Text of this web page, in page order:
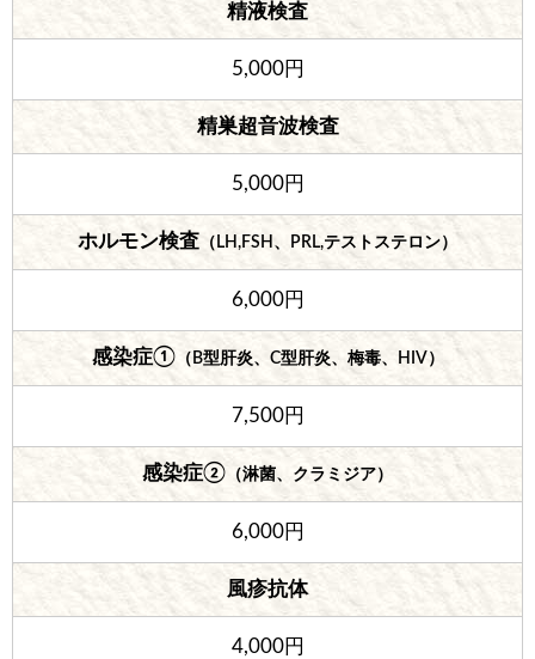
精液検査
5,000円
精巣超音波検査
5,000円
ホルモン検査 （LH,FSH、PRL,テストステロン）
6,000円
感染症①（B型肝炎、C型肝炎、梅毒、HIV）
7,500円
感染症② （淋菌、クラミジア）
6,000円
風疹抗体
4,000円